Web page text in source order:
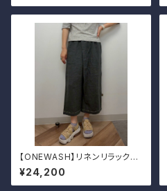
【ONEWASH】リネンリラックス
パンツ
¥24,200